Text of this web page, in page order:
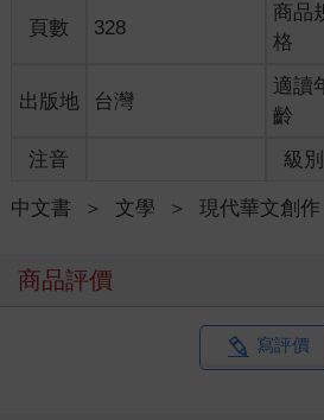
使她從自閉症的世界解放了出來，從此
了名聞天下的作家。我第一次見到三毛
周年紀念，在我家松江路一二七號舉行
晚由她堂哥作伴，因為吃完飯，我們還
她顯得羞怯生澀，好像是一個驚惶失措
歸來的名作家了。三毛創造了一個充滿
異國情調、非洲沙漠的馳騁、拉丁美洲
人所不能及的人生經驗三毛是寫給年輕
絕袂而去，離開了這個世界。去年三毛
著實吃了一驚，我眼前似乎顯出了許多
頁數 328
商品
格
出版地 台灣
適讀
齡
注音 級別
中文書 ＞ 文學 ＞ 現代華文創作
商品評價
寫評價